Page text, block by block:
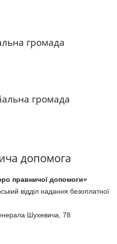
громада
громада
допомога
правничої допомоги»
відділ надання безоплатної
Шухевича, 78